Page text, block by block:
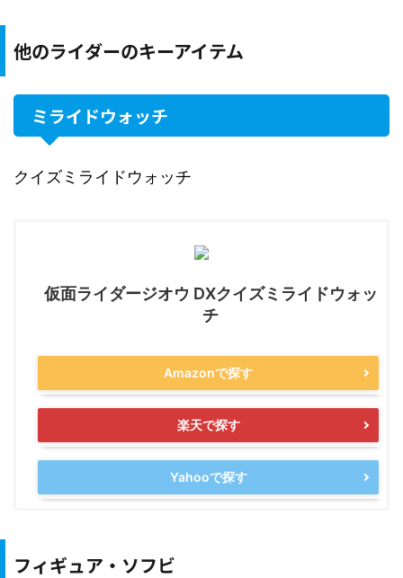
他のライダーのキーアイテム
ミライドウォッチ
クイズミライドウォッチ
仮面ライダージオウ DXクイズミライドウォッ
チ
Amazonで探す
楽天で探す
Yahooで探す
フィギュア・ソフビ